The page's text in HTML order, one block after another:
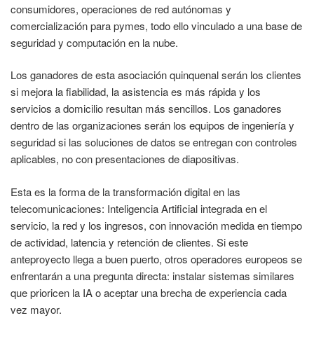
consumidores, operaciones de red autónomas y
comercialización para pymes, todo ello vinculado a una base de
seguridad y computación en la nube.
Los ganadores de esta asociación quinquenal serán los clientes
si mejora la fiabilidad, la asistencia es más rápida y los
servicios a domicilio resultan más sencillos. Los ganadores
dentro de las organizaciones serán los equipos de ingeniería y
seguridad si las soluciones de datos se entregan con controles
aplicables, no con presentaciones de diapositivas.
Esta es la forma de la transformación digital en las
telecomunicaciones: Inteligencia Artificial integrada en el
servicio, la red y los ingresos, con innovación medida en tiempo
de actividad, latencia y retención de clientes. Si este
anteproyecto llega a buen puerto, otros operadores europeos se
enfrentarán a una pregunta directa: instalar sistemas similares
que prioricen la IA o aceptar una brecha de experiencia cada
vez mayor.